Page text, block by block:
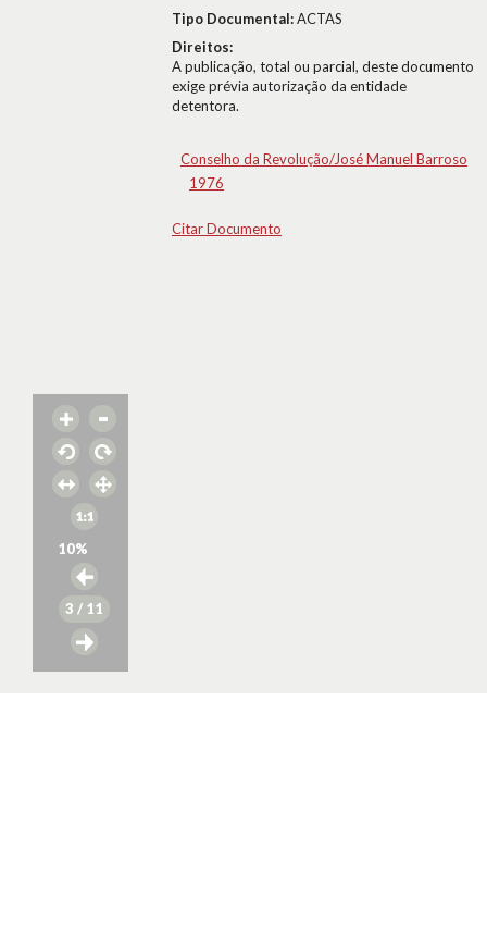
10%
3 / 11
Tipo Documental:ACTAS
Direitos:
A publicação, total ou parcial, deste documento
exige prévia autorização da entidade
detentora.
Conselho da Revolução/José Manuel Barroso
1976
Citar Documento